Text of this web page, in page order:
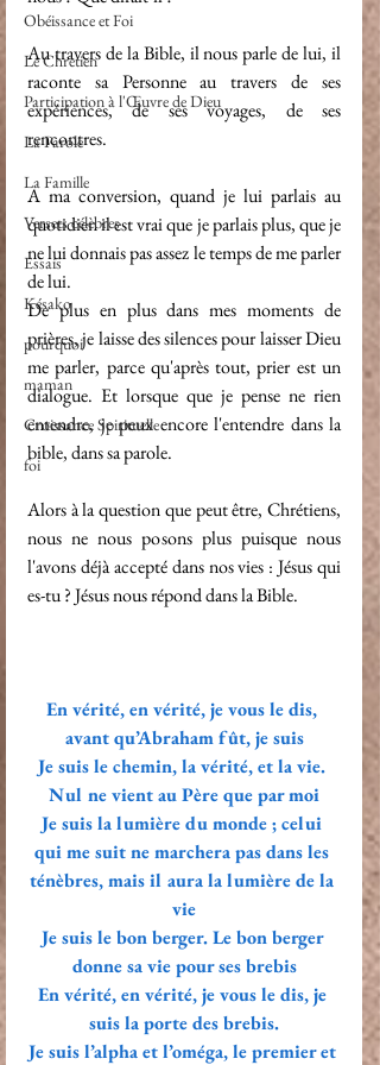
Obéissance et Foi
Le Chretien
Participation à l'Œuvre de Dieu
La Parole
La Famille
Versets célèbres
Essais
Késako
pourquoi
maman
Croissance Spirituelle
foi
Au travers de la Bible, il nous parle de lui, il
raconte sa Personne au travers de ses
expériences, de ses voyages, de ses
rencontres.
A ma conversion, quand je lui parlais au
quotidien il est vrai que je parlais plus, que je
ne lui donnais pas assez le temps de me parler
de lui.
De plus en plus dans mes moments de
prières, je laisse des silences pour laisser Dieu
me parler, parce qu'après tout, prier est un
dialogue. Et lorsque que je pense ne rien
entendre, je peux encore l'entendre dans la
bible, dans sa parole.
Alors à la question que peut être, Chrétiens,
nous ne nous posons plus puisque nous
l'avons déjà accepté dans nos vies : Jésus qui
es-tu ? Jésus nous répond dans la Bible.
En vérité, en vérité, je vous le dis,
avant qu’Abraham fût, je suis
Je suis le chemin, la vérité, et la vie.
Nul ne vient au Père que par moi
Je suis la lumière du monde ; celui
qui me suit ne marchera pas dans les
ténèbres, mais il aura la lumière de la
vie
Je suis le bon berger. Le bon berger
donne sa vie pour ses brebis
En vérité, en vérité, je vous le dis, je
suis la porte des brebis.
Je suis l’alpha et l’oméga, le premier et